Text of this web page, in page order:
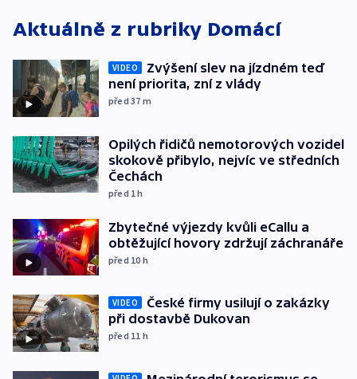
Aktuálně z rubriky Domácí
VIDEO
Zvýšení slev na jízdném teď
není priorita, zní z vlády
před 37 m
Opilých řidičů nemotorových vozidel
skokově přibylo, nejvíc ve středních
Čechách
před 1h
Zbytečné výjezdy kvůli eCallu a
obtěžující hovory zdržují záchranáře
před 10 h
VIDEO
České firmy usilují o zakázky
při dostavbě Dukovan
před 11 h